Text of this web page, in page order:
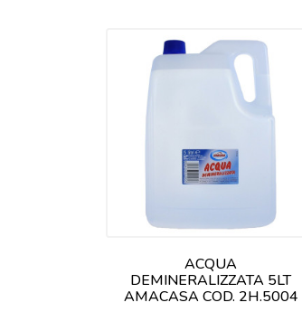
ACQUA
DEMINERALIZZATA 5LT
AMACASA COD. 2H.5004